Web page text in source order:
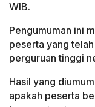
WIB.
Pengumuman ini
peserta yang
perguruan tinggi
Hasil yang
apakah peserta